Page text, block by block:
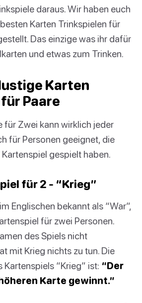
daraus. Wir haben euch
Karten Trinkspielen für
Das einzige was ihr dafür
und etwas zum Trinken.
Karten
Paare
für Zwei kann wirklich jeder
für Personen geeignet, die
gespielt haben.
für 2 - “Krieg”
Englischen bekannt als “War”,
für zwei Personen.
des Spiels nicht
mit Krieg nichts zu tun. Die
Kartenspiels “Krieg” ist: “Der
Karte gewinnt.”